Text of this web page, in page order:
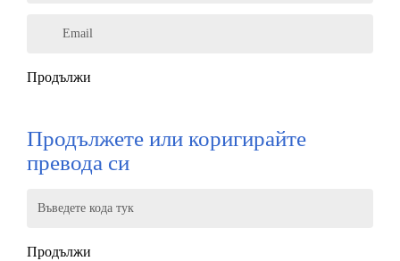
Email
Продължи
Продължете или коригирайте
превода си
Въведете кода тук
Продължи